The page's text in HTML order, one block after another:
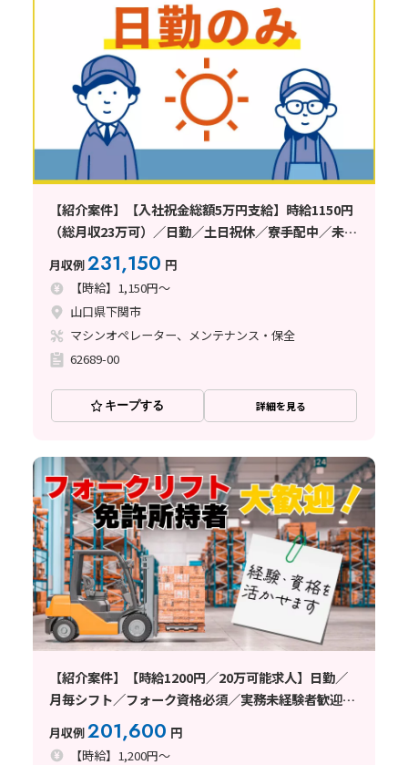
【紹介案件】【入社祝金総額5万円支給】時給1150円
（総月収23万可）／日勤／土日祝休／寮手配中／未経
験者歓迎
月収例231,150 円
【時給】1,150円～
山口県下関市
マシンオペレーター、メンテナンス・保全
62689-00
キープする 詳細を見る
【紹介案件】【時給1200円／20万可能求人】日勤／
月毎シフト／フォーク資格必須／実務未経験者歓迎の
月収例201,600 円
【時給】1,200円～